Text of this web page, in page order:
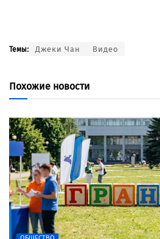
Темы: Джеки Чан Видео
Похожие новости